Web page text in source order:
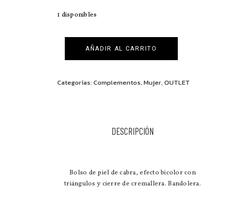
1 disponibles
AÑADIR AL CARRITO
Categorías:Complementos, Mujer, OUTLET
DESCRIPCIÓN
Bolso de piel de cabra, efecto bicolor con
triángulos y cierre de cremallera. Bandolera.